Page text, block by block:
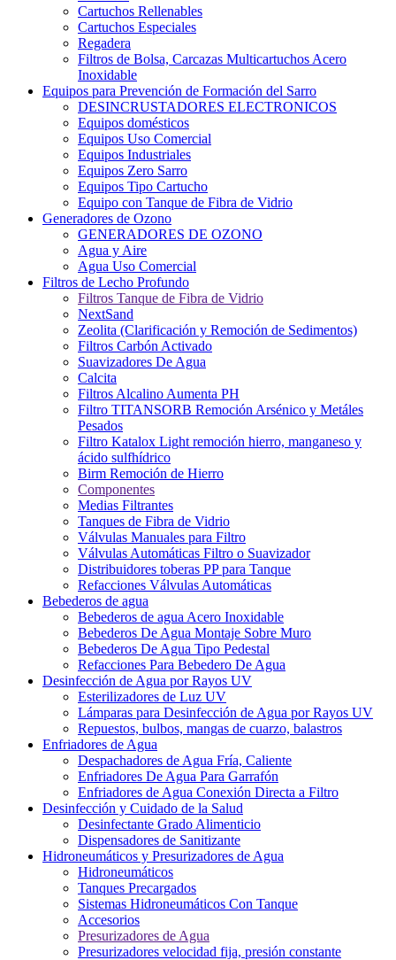
Cartuchos Rellenables
Cartuchos Especiales
Regadera
Filtros de Bolsa, Carcazas Multicartuchos Acero
Inoxidable
Equipos para Prevención de Formación del Sarro
DESINCRUSTADORES ELECTRONICOS
Equipos domésticos
Equipos Uso Comercial
Equipos Industriales
Equipos Zero Sarro
Equipos Tipo Cartucho
Equipo con Tanque de Fibra de Vidrio
Generadores de Ozono
GENERADORES DE OZONO
Agua y Aire
Agua Uso Comercial
Filtros de Lecho Profundo
Filtros Tanque de Fibra de Vidrio
NextSand
Zeolita (Clarificación y Remoción de Sedimentos)
Filtros Carbón Activado
Suavizadores De Agua
Calcita
Filtros Alcalino Aumenta PH
Filtro TITANSORB Remoción Arsénico y Metáles
Pesados
Filtro Katalox Light remoción hierro, manganeso y
ácido sulfhídrico
Birm Remoción de Hierro
Componentes
Medias Filtrantes
Tanques de Fibra de Vidrio
Válvulas Manuales para Filtro
Válvulas Automáticas Filtro o Suavizador
Distribuidores toberas PP para Tanque
Refacciones Válvulas Automáticas
Bebederos de agua
Bebederos de agua Acero Inoxidable
Bebederos De Agua Montaje Sobre Muro
Bebederos De Agua Tipo Pedestal
Refacciones Para Bebedero De Agua
Desinfección de Agua por Rayos UV
Esterilizadores de Luz UV
Lámparas para Desinfección de Agua por Rayos UV
Repuestos, bulbos, mangas de cuarzo, balastros
Enfriadores de Agua
Despachadores de Agua Fría, Caliente
Enfriadores De Agua Para Garrafón
Enfriadores de Agua Conexión Directa a Filtro
Desinfección y Cuidado de la Salud
Desinfectante Grado Alimenticio
Dispensadores de Sanitizante
Hidroneumáticos y Presurizadores de Agua
Hidroneumáticos
Tanques Precargados
Sistemas Hidroneumáticos Con Tanque
Accesorios
Presurizadores de Agua
Presurizadores velocidad fija, presión constante